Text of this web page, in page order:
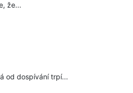
že...
od dospívání trpí...